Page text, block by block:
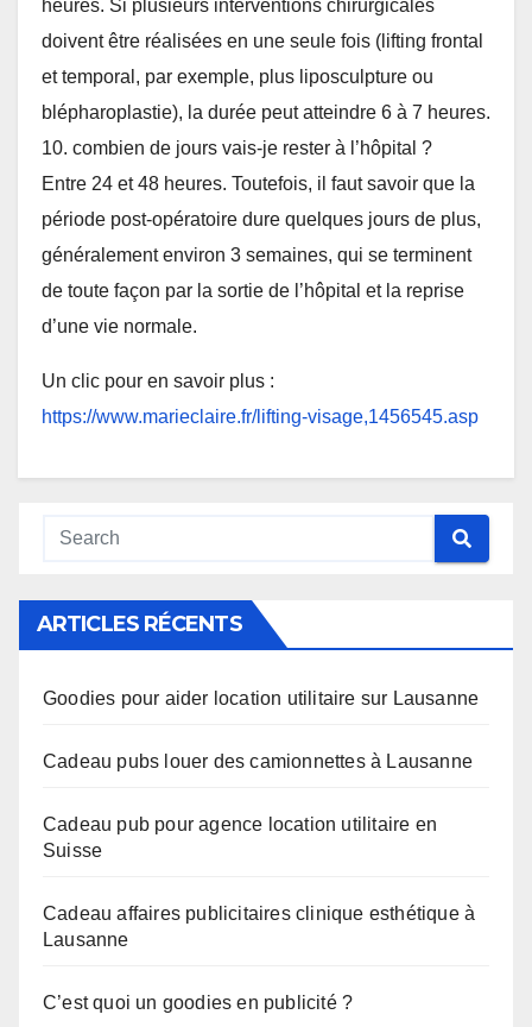
heures. Si plusieurs interventions chirurgicales
doivent être réalisées en une seule fois (lifting frontal
et temporal, par exemple, plus liposculpture ou
blépharoplastie), la durée peut atteindre 6 à 7 heures.
10. combien de jours vais-je rester à l’hôpital ?
Entre 24 et 48 heures. Toutefois, il faut savoir que la
période post-opératoire dure quelques jours de plus,
généralement environ 3 semaines, qui se terminent
de toute façon par la sortie de l’hôpital et la reprise
d’une vie normale.
Un clic pour en savoir plus :
https://www.marieclaire.fr/lifting-visage,1456545.asp
ARTICLES RÉCENTS
Goodies pour aider location utilitaire sur Lausanne
Cadeau pubs louer des camionnettes à Lausanne
Cadeau pub pour agence location utilitaire en
Suisse
Cadeau affaires publicitaires clinique esthétique à
Lausanne
C’est quoi un goodies en publicité ?